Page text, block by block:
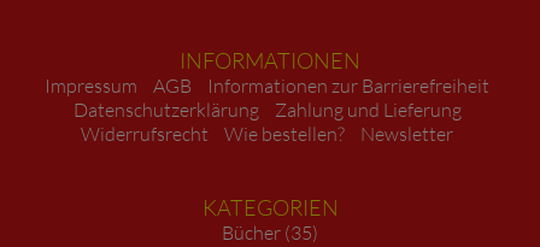
INFORMATIONEN
Impressum AGB
Informationen zur Barrierefreiheit
Datenschutzerklärung
Zahlung und Lieferung
Widerrufsrecht
Wie bestellen? Newsletter
KATEGORIEN
Bücher (35)